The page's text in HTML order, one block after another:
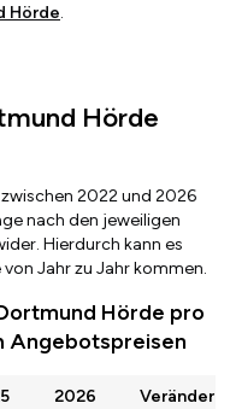
Hörde.
Hörde
2022 und 2026
nach den jeweiligen
Hierdurch kann es
Jahr zu Jahr kommen.
Hörde pro
Angebotspreisen
2026